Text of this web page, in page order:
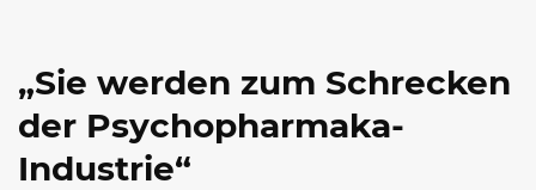
„Sie werden zum Schrecken
der Psychopharmaka-
Industrie“